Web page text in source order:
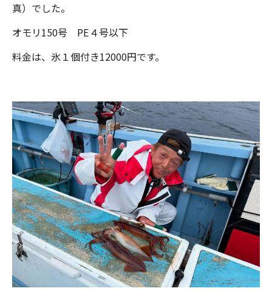
真）でした。
オモリ150号 PE４号以下
料金は、氷１個付き12000円です。